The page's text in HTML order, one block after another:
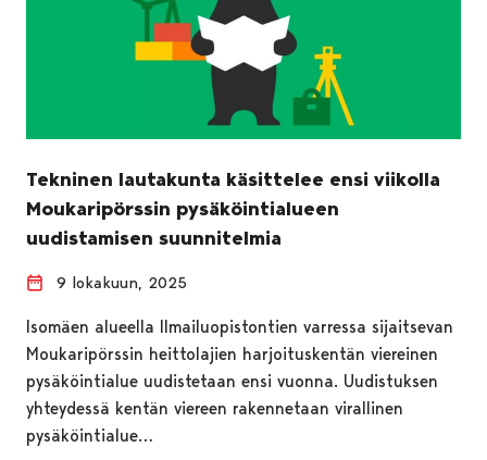
Tekninen lautakunta käsittelee ensi viikolla
Moukaripörssin pysäköintialueen
uudistamisen suunnitelmia
9 lokakuun, 2025
Isomäen alueella Ilmailuopistontien varressa sijaitsevan
Moukaripörssin heittolajien harjoituskentän viereinen
pysäköintialue uudistetaan ensi vuonna. Uudistuksen
yhteydessä kentän viereen rakennetaan virallinen
pysäköintialue…